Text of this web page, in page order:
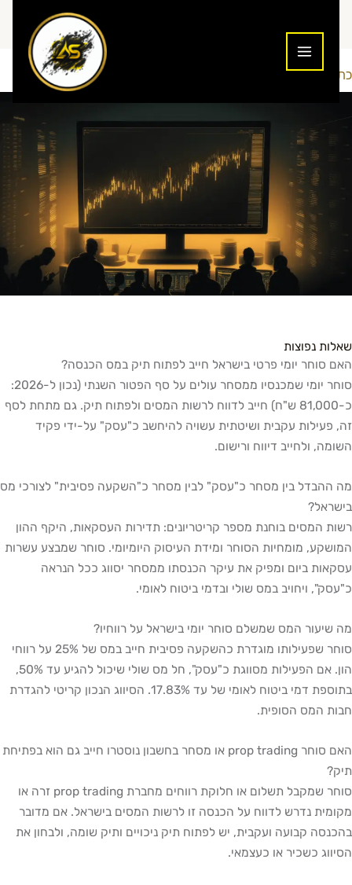
כתיבת תגובה Addiction To Success
שאלות נפוצות
האם סוחר יומי פרטי בישראל חייב לפתוח תיק במס הכנסה?
סוחר יומי שמכנסיו ממסחר עולים על סף הפטור השנתי (נכון ל-2026:
כ-81,000 ש"ח) חייב לדווח לרשות המסים ולפתוח תיק. גם מתחת לסף
זה, פעילות עקבית ושיטתית עשויה להיחשב כ"עסק" על-ידי פקיד
השומה, ולחייב דיווח ורישום.
מה ההבדל בין מסחר כ"עסק" לבין מסחר כ"השקעה פסיבית" לצורכי מס
בישראל?
רשות המסים בוחנת מספר קריטריונים: תדירות העסקאות, היקף ההון
המושקע, מומחיות הסוחר ומידת העיסוק היומיומי. סוחר שמבצע עשרות
עסקאות ביום ומפיק את עיקר הכנסתו ממסחר יסווג ככל הנראה
כ"עסק", ויחויב במס שולי ובדמי ביטוח לאומי.
מה שיעור המס שמשלם סוחר יומי בישראל על רווחיו?
סוחר שפעילותו מוגדרת כהשקעה פסיבית חייב במס של 25% על רווחי
הון. אם הפעילות מסווגת כ"עסק", חל מס שולי שיכול להגיע עד 50%,
בתוספת דמי ביטוח לאומי של עד 17.83%. הסיווג הנכון קריטי להגדרת
חבות המס הסופית.
האם סוחר prop trading או מסחר בחשבון נוסטרו חייב גם הוא בפתיחת
תיק?
סוחר שמקבל תשלום או חלוקת רווחים מחברת prop trading זרה או
מקומית נדרש לדווח על הכנסה זו לרשות המסים בישראל. אם מדובר
בהכנסה קבועה ועקבית, יש לפתוח תיק ניכויים ותיק שומה, ולבחון את
הסיווג כשכיר או כעצמאי.